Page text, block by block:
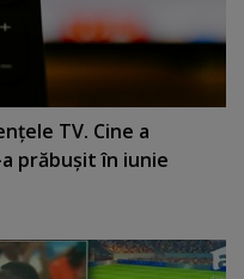
TV. Cine a
prăbuşit în iunie